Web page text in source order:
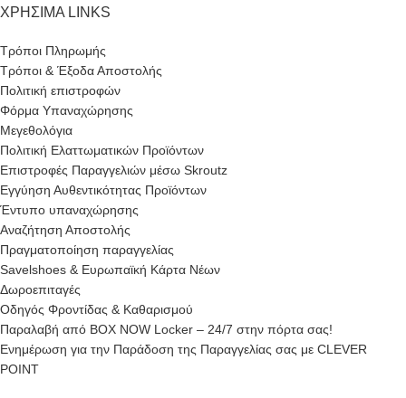
ΧΡΗΣΙΜΑ LINKS
Τρόποι Πληρωμής
Τρόποι & Έξοδα Αποστολής
Πολιτική επιστροφών
Φόρμα Υπαναχώρησης
Μεγεθολόγια
Πολιτική Ελαττωματικών Προϊόντων
Επιστροφές Παραγγελιών μέσω Skroutz
Εγγύηση Αυθεντικότητας Προϊόντων
Έντυπο υπαναχώρησης
Αναζήτηση Αποστολής
Πραγματοποίηση παραγγελίας
Savelshoes & Ευρωπαϊκή Κάρτα Νέων
Δωροεπιταγές
Οδηγός Φροντίδας & Καθαρισμού
Παραλαβή από BOX NOW Locker – 24/7 στην πόρτα σας!
Ενημέρωση για την Παράδοση της Παραγγελίας σας με CLEVER
POINT